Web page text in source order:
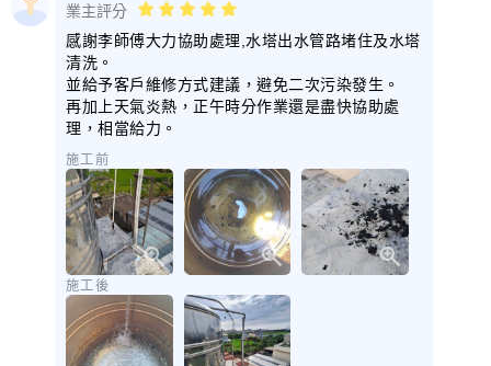
業主評分
感謝李師傅大力協助處理,水塔出水管路堵住及水塔
清洗。
並給予客戶維修方式建議，避免二次污染發生。
再加上天氣炎熱，正午時分作業還是盡快協助處
理，相當給力。
施工前
施工後